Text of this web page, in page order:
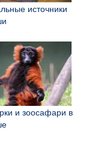
источники
и зоосафари в